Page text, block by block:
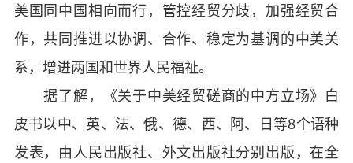
美国同中国相向而行，管控经贸分歧，加强经贸合
作，共同推进以协调、合作、稳定为基调的中美关
系，增进两国和世界人民福祉。
据了解，《关于中美经贸磋商的中方立场》白
皮书以中、英、法、俄、德、西、阿、日等8个语种
发表，由人民出版社、外文出版社分别出版，在全